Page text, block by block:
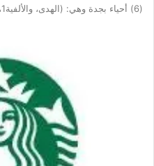
(6) أحياء بجدة وهي: (الهدى، والألفية1، والألفية2، والأجاويد الشرقي،…